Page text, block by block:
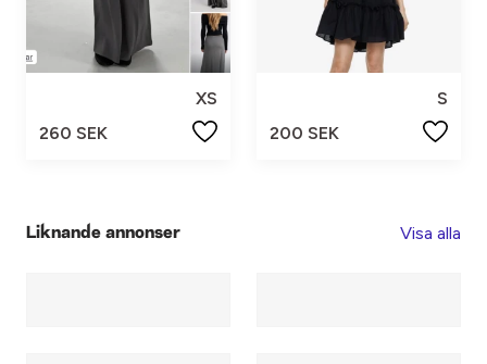
XS
260 SEK
S
200 SEK
Liknande annonser Visa alla